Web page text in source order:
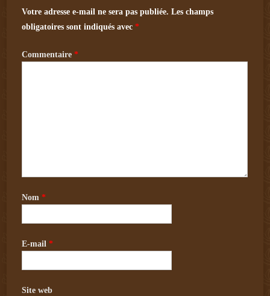
Votre adresse e-mail ne sera pas publiée. Les champs
obligatoires sont indiqués avec*
Commentaire*
Nom*
E-mail*
Site web